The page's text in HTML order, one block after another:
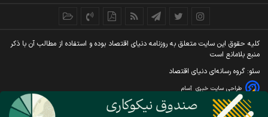
کليه حقوق اين سايت متعلق به روزنامه دنيای اقتصاد بوده و استفاده از مطالب آن با ذکر
منبع بلامانع است
سئو: گروه رسانه‌ای دنیای اقتصاد
طراحی سایت خبری آسام